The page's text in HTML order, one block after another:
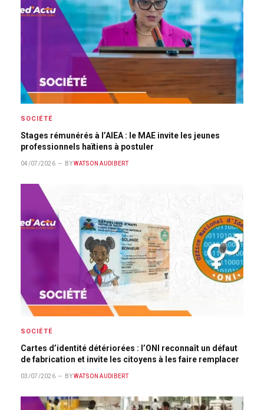
SOCIÉTÉ
Stages rémunérés à l’AIEA : le MAE invite les jeunes
professionnels haïtiens à postuler
04/07/2026 BY WATSON AUDIBERT
SOCIÉTÉ
Cartes d’identité détériorées : l’ONI reconnaît un défaut
de fabrication et invite les citoyens à les faire remplacer
03/07/2026 BY WATSON AUDIBERT